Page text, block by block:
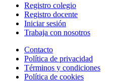
Registro colegio
Registro docente
Iniciar sesión
Trabaja con nosotros
Contacto
Política de privacidad
Términos y condiciones
Política de cookies